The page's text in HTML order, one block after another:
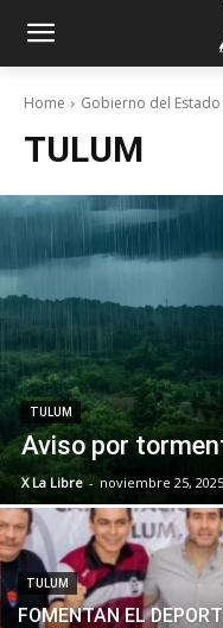
Home Gobierno del
TULUM
TULUM
Aviso por
X La Libre - noviembre 25, 2025
TULUM
FOMENTAN EL